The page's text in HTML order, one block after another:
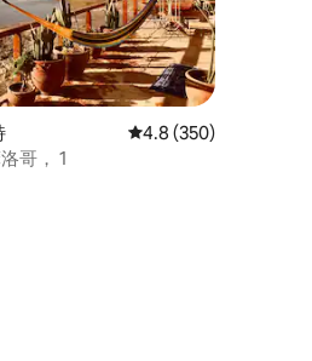
，共 28 条评价
平均评分 4.8 分（满
4.8 (350)
哥， 1